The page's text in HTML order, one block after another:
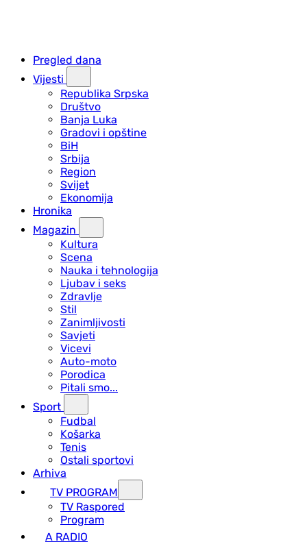
Pregled dana
Vijesti
Republika Srpska
Društvo
Banja Luka
Gradovi i opštine
BiH
Srbija
Region
Svijet
Ekonomija
Hronika
Magazin
Kultura
Scena
Nauka i tehnologija
Ljubav i seks
Zdravlje
Stil
Zanimljivosti
Savjeti
Vicevi
Auto-moto
Porodica
Pitali smo...
Sport
Fudbal
Košarka
Tenis
Ostali sportovi
Arhiva
TV PROGRAM
ТV Raspored
Program
A RADIO